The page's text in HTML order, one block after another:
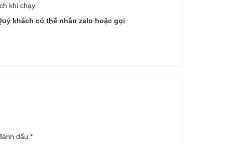
khi chạy
khách có thể nhắn zalo hoặc gọi
dấu *